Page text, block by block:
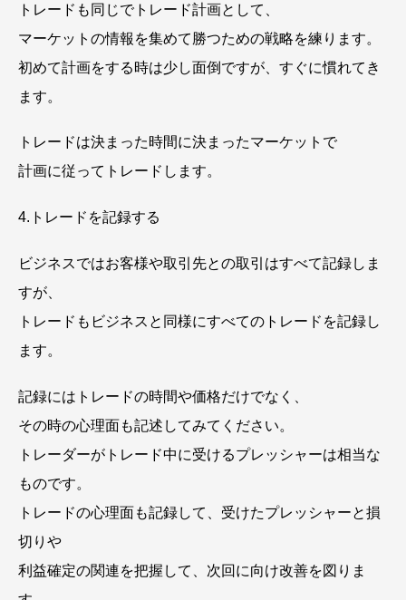
トレードも同じでトレード計画として、
マーケットの情報を集めて勝つための戦略を練ります。
初めて計画をする時は少し面倒ですが、すぐに慣れてき
ます。
トレードは決まった時間に決まったマーケットで
計画に従ってトレードします。
4.トレードを記録する
ビジネスではお客様や取引先との取引はすべて記録しま
すが、
トレードもビジネスと同様にすべてのトレードを記録し
ます。
記録にはトレードの時間や価格だけでなく、
その時の心理面も記述してみてください。
トレーダーがトレード中に受けるプレッシャーは相当な
ものです。
トレードの心理面も記録して、受けたプレッシャーと損
切りや
利益確定の関連を把握して、次回に向け改善を図りま